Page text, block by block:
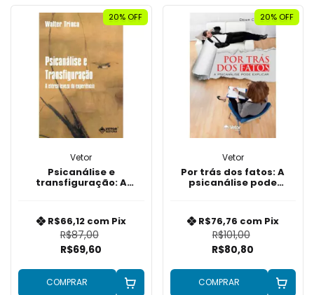
20% OFF
Vetor
Psicanálise e
transfiguração: A
R$87,00
R$69,60
R$66,12 com Pix
COMPRAR
20% OFF
Vetor
Por trás dos fatos: A
psicanálise pode
R$101,00
R$80,80
R$76,76 com Pix
COMPRAR